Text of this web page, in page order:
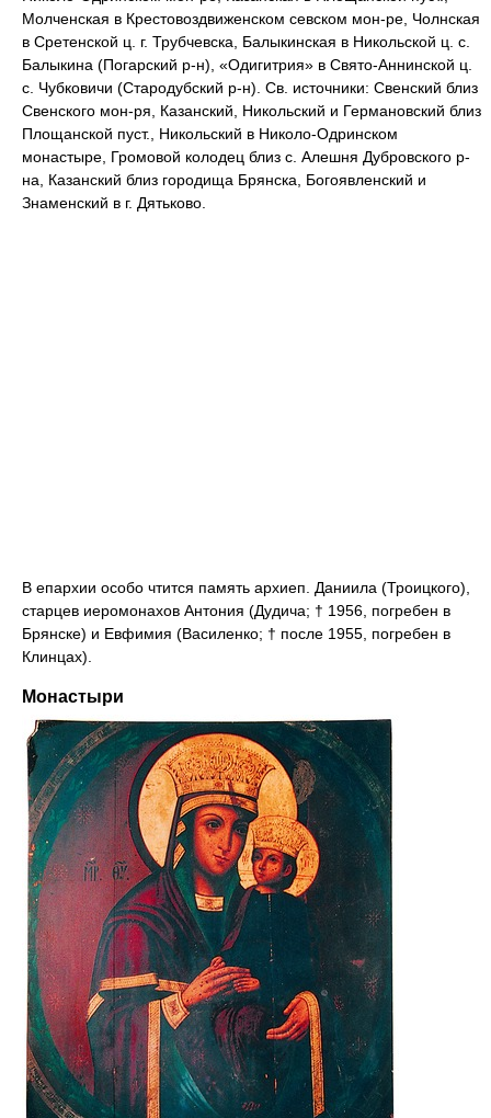
Молченская в Крестовоздвиженском севском мон-ре, Чолнская
в Сретенской ц. г. Трубчевска, Балыкинская в Никольской ц. с.
Балыкина (Погарский р-н), «Одигитрия» в Свято-Аннинской ц.
с. Чубковичи (Стародубский р-н). Св. источники: Свенский близ
Свенского мон-ря, Казанский, Никольский и Германовский близ
Площанской пуст., Никольский в Николо-Одринском
монастыре, Громовой колодец близ с. Алешня Дубровского р-
на, Казанский близ городища Брянска, Богоявленский и
Знаменский в г. Дятьково.
В епархии особо чтится память архиеп. Даниила (Троицкого),
старцев иеромонахов Антония (Дудича; † 1956, погребен в
Брянске) и Евфимия (Василенко; † после 1955, погребен в
Клинцах).
Монастыри